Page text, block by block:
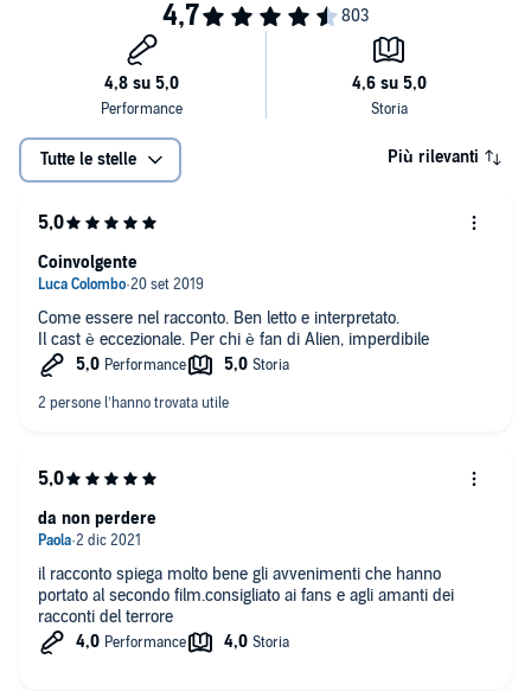
>> Questa serie audio vi è offerta in esclusiva per Audible ed è
disponibile solamente in formato audio digitale.
Massimiliano Caprara, Viola Graziosi, Libero Stelluti, Mimmo Strati,
Fabrizio Russotto, Guido Di Naccio, Emanuele Suarez, Nadia Perciabosco,
Cloe Lombardo e Daniela Cavallini.
>> Questa serie audio vi è offerta in esclusiva per Audible ed è
Tutte le stelle Più rilevanti
Come essere nel racconto. Ben letto e interpretato.
Il cast è eccezionale. Per chi è fan di Alien, imperdibile
Coinvolgente
il racconto spiega molto bene gli avvenimenti che hanno
portato al secondo film.consigliato ai fans e agli amanti dei
racconti del terrore
da non perdere